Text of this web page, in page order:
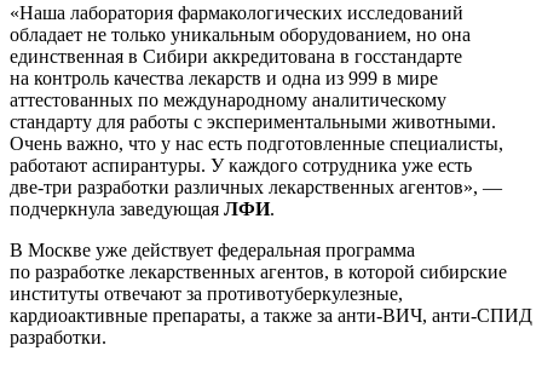
«Наша лаборатория фармакологических исследований
обладает не только уникальным оборудованием, но она
единственная в Сибири аккредитована в госстандарте
на контроль качества лекарств и одна из 999 в мире
аттестованных по международному аналитическому
стандарту для работы с экспериментальными животными.
Очень важно, что у нас есть подготовленные специалисты,
работают аспирантуры. У каждого сотрудника уже есть
две-три разработки различных лекарственных агентов», —
подчеркнула заведующая ЛФИ.
В Москве уже действует федеральная программа
по разработке лекарственных агентов, в которой сибирские
институты отвечают за противотуберкулезные,
кардиоактивные препараты, а также за анти-ВИЧ, анти-СПИД
разработки.